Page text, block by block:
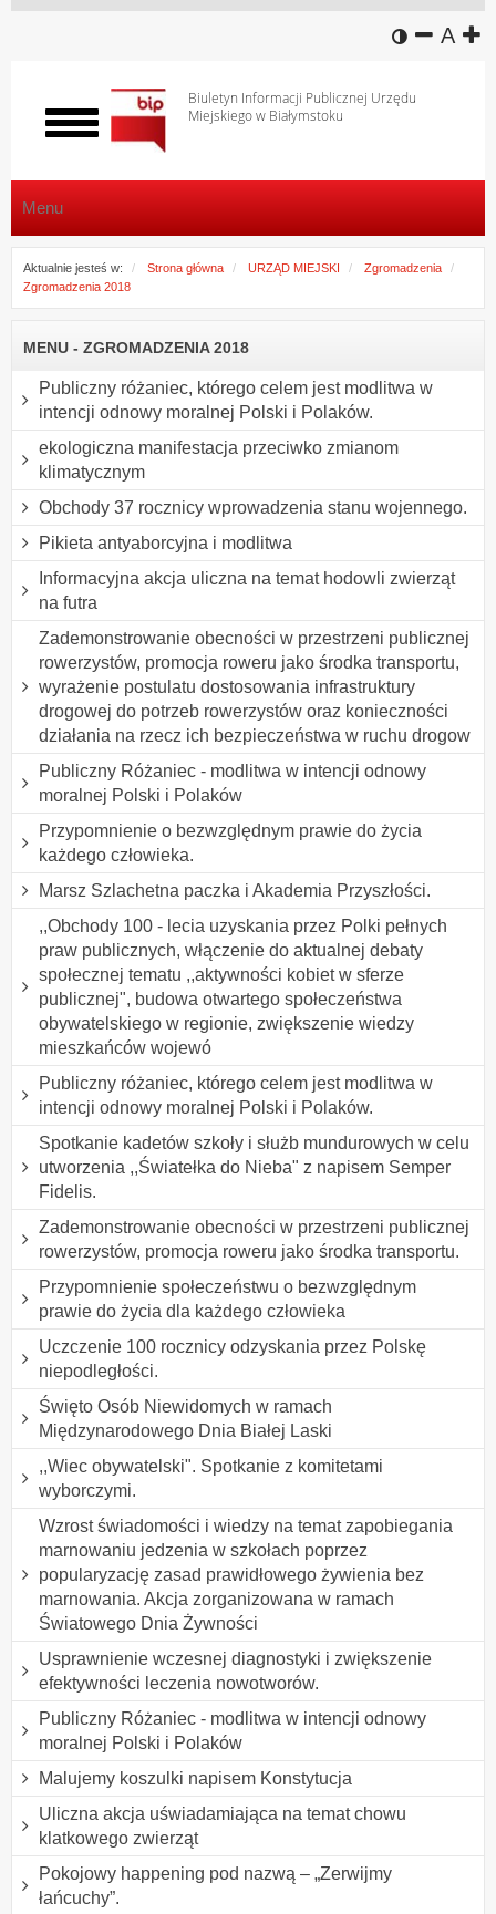
wersja
A
Biuletyn Informacji Publicznej Urzędu
Miejskiego w Białymstoku
Włącz
menu
Menu
Aktualnie jesteś w: Strona główna URZĄD MIEJSKI
Zgromadzenia
Zgromadzenia 2018
MENU - ZGROMADZENIA 2018
Publiczny różaniec, którego celem jest modlitwa w
intencji odnowy moralnej Polski i Polaków.
ekologiczna manifestacja przeciwko zmianom
klimatycznym
Obchody 37 rocznicy wprowadzenia stanu wojennego.
Pikieta antyaborcyjna i modlitwa
Informacyjna akcja uliczna na temat hodowli zwierząt
na futra
Zademonstrowanie obecności w przestrzeni publicznej
rowerzystów, promocja roweru jako środka transportu,
wyrażenie postulatu dostosowania infrastruktury
drogowej do potrzeb rowerzystów oraz konieczności
działania na rzecz ich bezpieczeństwa w ruchu drogow
Publiczny Różaniec - modlitwa w intencji odnowy
moralnej Polski i Polaków
Przypomnienie o bezwzględnym prawie do życia
każdego człowieka.
Marsz Szlachetna paczka i Akademia Przyszłości.
,,Obchody 100 - lecia uzyskania przez Polki pełnych
praw publicznych, włączenie do aktualnej debaty
społecznej tematu ,,aktywności kobiet w sferze
publicznej", budowa otwartego społeczeństwa
obywatelskiego w regionie, zwiększenie wiedzy
mieszkańców wojewó
Publiczny różaniec, którego celem jest modlitwa w
intencji odnowy moralnej Polski i Polaków.
Spotkanie kadetów szkoły i służb mundurowych w celu
utworzenia ,,Światełka do Nieba" z napisem Semper
Fidelis.
Zademonstrowanie obecności w przestrzeni publicznej
rowerzystów, promocja roweru jako środka transportu.
Przypomnienie społeczeństwu o bezwzględnym
prawie do życia dla każdego człowieka
Uczczenie 100 rocznicy odzyskania przez Polskę
niepodległości.
Święto Osób Niewidomych w ramach
Międzynarodowego Dnia Białej Laski
,,Wiec obywatelski". Spotkanie z komitetami
wyborczymi.
Wzrost świadomości i wiedzy na temat zapobiegania
marnowaniu jedzenia w szkołach poprzez
popularyzację zasad prawidłowego żywienia bez
marnowania. Akcja zorganizowana w ramach
Światowego Dnia Żywności
Usprawnienie wczesnej diagnostyki i zwiększenie
efektywności leczenia nowotworów.
Publiczny Różaniec - modlitwa w intencji odnowy
moralnej Polski i Polaków
Malujemy koszulki napisem Konstytucja
Uliczna akcja uświadamiająca na temat chowu
klatkowego zwierząt
Pokojowy happening pod nazwą – „Zerwijmy
łańcuchy”.